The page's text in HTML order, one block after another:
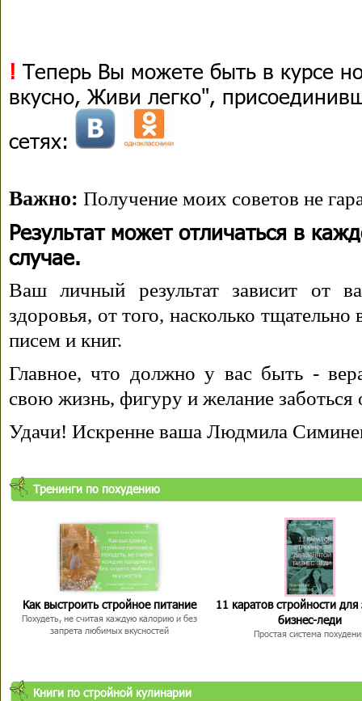
! Теперь Вы можете быть в курсе
вкусно, Живи легко",
сетях:
Важно: Получение моих советов не
Результат может отличаться в
случае.
Ваш личный результат зависит от
здоровья, от того, насколько
писем и книг.
Главное, что должно у вас быть -
свою жизнь, фигуру и желание заботься
Удачи! Искренне ваша Людмила
Тренинги по похудению
Как выстроить стройное питание
Похудеть, не считая каждую калорию и без
запрета любимых вкусностей
11 каратов стройности для
бизнес-леди
Простая система
Книги по стройной кулинарии